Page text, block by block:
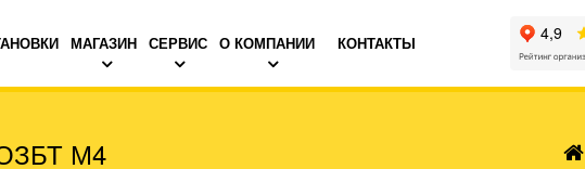
МАГАЗИН СЕРВИС О КОМПАНИИ КОНТАКТЫ
М4